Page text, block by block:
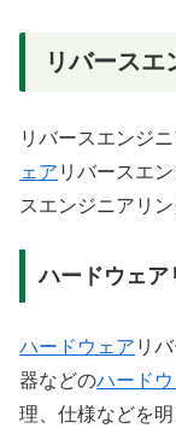
リバースエ
リバースエンジ
ェア リバースエ
スエンジニアリ
ハードウェア
ハードウェア リ
器などのハード
理、仕様などを明